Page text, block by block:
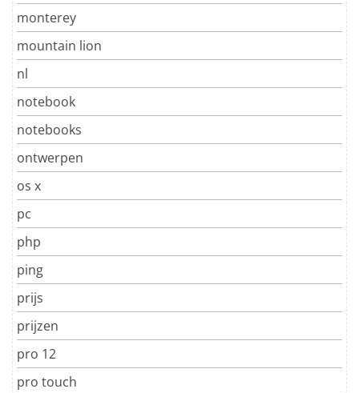
monterey
mountain lion
nl
notebook
notebooks
ontwerpen
os x
pc
php
ping
prijs
prijzen
pro 12
pro touch